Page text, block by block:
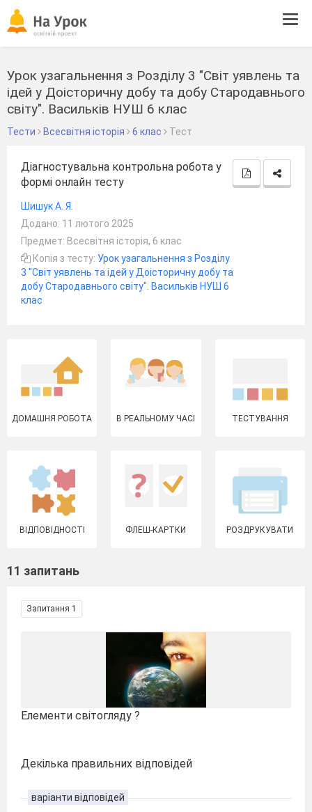
Урок узагальнення з Розділу 3 "Світ уявлень та
ідей у Доісторичну добу та добу Стародавнього
світу". Васильків НУШ 6 клас
Тести Всесвітня історія 6 клас Тест
Діагностувальна контрольна робота у
формі онлайн тесту
Шишук А. Я.
Додано: 11 лютого 2025
Предмет: Всесвітня історія, 6 клас
Копія з тесту: Урок узагальнення з Розділу
3 "Світ уявлень та ідей у Доісторичну добу та
добу Стародавнього світу". Васильків НУШ 6
клас
ДОМАШНЯ РОБОТА В РЕАЛЬНОМУ ЧАСІ ТЕСТУВАННЯ
ВІДПОВІДНОСТІ ФЛЕШ-КАРТКИ РОЗДРУКУВАТИ
11 запитань
Запитання 1
Елементи світогляду ?
Декілька правильних відповідей
варіанти відповідей